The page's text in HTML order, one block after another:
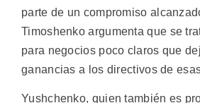
parte de un compromiso
Timoshenko argumenta que se
para negocios poco claros que
ganancias a los directivos de
Yushchenko, quien también es